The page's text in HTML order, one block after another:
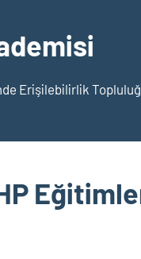
Erişilebilirlik